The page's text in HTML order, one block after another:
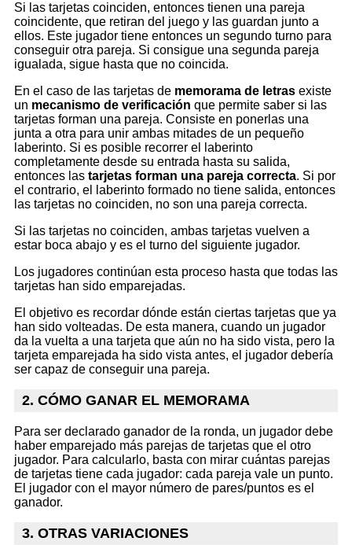
Si las tarjetas coinciden, entonces tienen una pareja
coincidente, que retiran del juego y las guardan junto a
ellos. Este jugador tiene entonces un segundo turno para
conseguir otra pareja. Si consigue una segunda pareja
igualada, sigue hasta que no coincida.
En el caso de las tarjetas de memorama de letras existe
un mecanismo de verificación que permite saber si las
tarjetas forman una pareja. Consiste en ponerlas una
junta a otra para unir ambas mitades de un pequeño
laberinto. Si es posible recorrer el laberinto
completamente desde su entrada hasta su salida,
entonces las tarjetas forman una pareja correcta. Si por
el contrario, el laberinto formado no tiene salida, entonces
las tarjetas no coinciden, no son una pareja correcta.
Si las tarjetas no coinciden, ambas tarjetas vuelven a
estar boca abajo y es el turno del siguiente jugador.
Los jugadores continúan esta proceso hasta que todas las
tarjetas han sido emparejadas.
El objetivo es recordar dónde están ciertas tarjetas que ya
han sido volteadas. De esta manera, cuando un jugador
da la vuelta a una tarjeta que aún no ha sido vista, pero la
tarjeta emparejada ha sido vista antes, el jugador debería
ser capaz de conseguir una pareja.
2. CÓMO GANAR EL MEMORAMA
Para ser declarado ganador de la ronda, un jugador debe
haber emparejado más parejas de tarjetas que el otro
jugador. Para calcularlo, basta con mirar cuántas parejas
de tarjetas tiene cada jugador: cada pareja vale un punto.
El jugador con el mayor número de pares/puntos es el
ganador.
3. OTRAS VARIACIONES